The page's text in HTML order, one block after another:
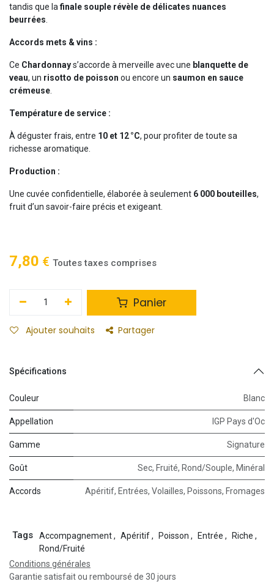
tandis que lafinale souple révèle de délicates nuances
beurrées.
Accords mets & vins :
Ce Chardonnays’accorde à merveille avec une blanquette de
veau, un risotto de poisson ou encore un saumon en sauce
crémeuse.
Température de service :
À déguster frais, entre 10 et 12 °C, pour profiter de toute sa
richesse aromatique.
Production :
Une cuvée confidentielle, élaborée à seulement 6 000 bouteilles,
fruit d’un savoir-faire précis et exigeant.
7,80 € Toutes taxes comprises
Panier
Ajouter souhaits Partager
Spécifications
Couleur Blanc
Appellation IGP Pays d'Oc
Gamme Signature
Goût Sec, Fruité, Rond/Souple, Minéral
Accords Apéritif, Entrées, Volailles, Poissons, Fromages
Tags Accompagnement, Apéritif, Poisson , Entrée , Riche ,
Rond/Fruité
Conditions générales
Garantie satisfait ou remboursé de 30 jours